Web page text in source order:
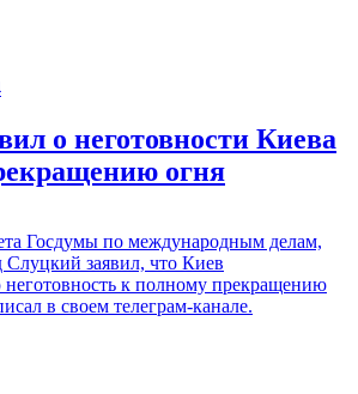
о неготовности Киева
огня
Госдумы по международным делам,
заявил, что Киев
неготовность к полному прекращению
в своем телеграм-канале.